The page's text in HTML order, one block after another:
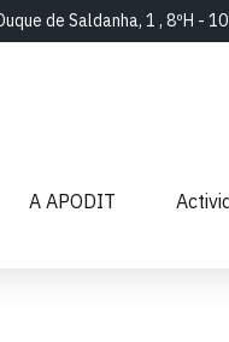
de Saldanha, 1 , 8ºH -
A APODIT